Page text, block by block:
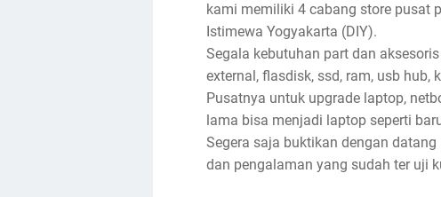
kami memiliki 4 cabang store pusat
Istimewa Yogyakarta (DIY).
Segala kebutuhan part dan
external, flasdisk, ssd, ram, usb hub,
Pusatnya untuk upgrade laptop,
lama bisa menjadi laptop seperti
Segera saja buktikan dengan
dan pengalaman yang sudah ter uji